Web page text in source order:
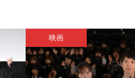
映画